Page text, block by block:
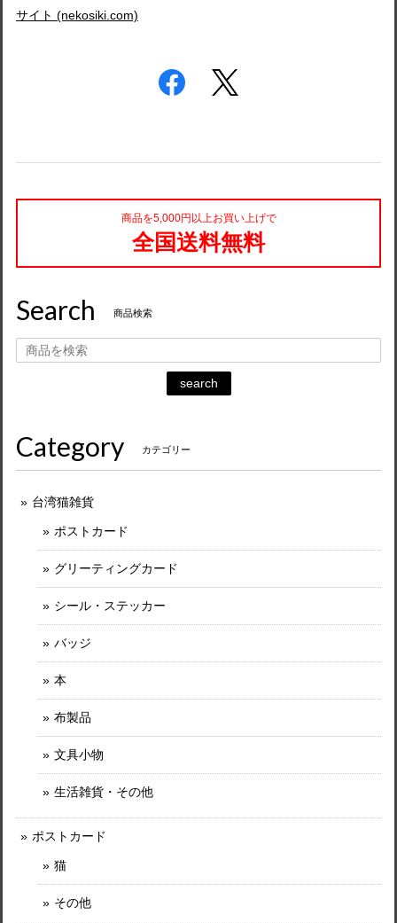
サイト (nekosiki.com)
商品を5,000円以上お買い上げで
全国送料無料
Search 商品検索
search
Category カテゴリー
台湾猫雑貨
ポストカード
グリーティングカード
シール・ステッカー
バッジ
本
布製品
文具小物
生活雑貨・その他
ポストカード
猫
その他